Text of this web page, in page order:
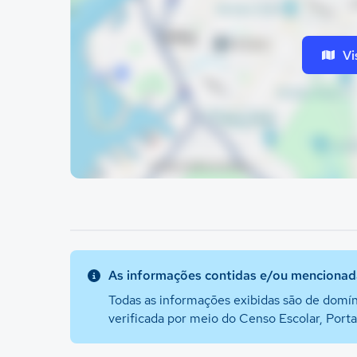
As informações contidas e/ou
Todas as informações exibidas são de
verificada por meio do Censo Escolar,